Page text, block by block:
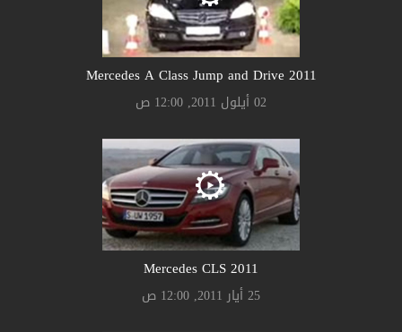
2011 Mercedes A Class Jump and Drive
02 أيلول 2011, 12:00 ص
2011 Mercedes CLS
25 أيار 2011, 12:00 ص